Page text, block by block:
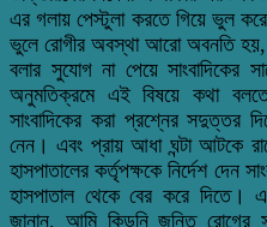
এর গলায় পেস্টুলা করতে গিয়ে ভুল
ভুলে রোগীর অবস্থা আরো অবনতি হয়,
বলার সুযোগ না পেয়ে সাংবাদিকের
অনুমতিক্রমে এই বিষয়ে কথা বলতে
সাংবাদিকের করা প্রশ্নের সদুত্তর
নেন। এবং প্রায় আধা ঘন্টা আটকে
হাসপাতালের কর্তৃপক্ষকে নির্দেশ দেন
হাসপাতাল থেকে বের করে দিতে।
জানান, আমি কিডনি জনিত